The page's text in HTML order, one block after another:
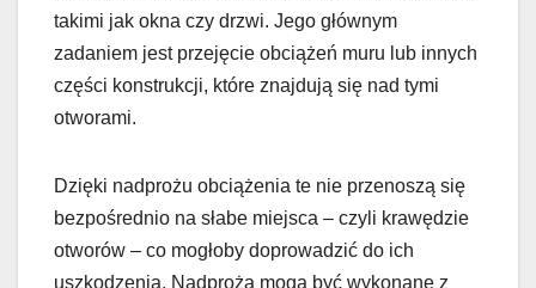
takimi jak okna czy drzwi. Jego głównym
zadaniem jest przejęcie obciążeń muru lub innych
części konstrukcji, które znajdują się nad tymi
otworami.
Dzięki nadprożu obciążenia te nie przenoszą się
bezpośrednio na słabe miejsca – czyli krawędzie
otworów – co mogłoby doprowadzić do ich
uszkodzenia. Nadproża mogą być wykonane z